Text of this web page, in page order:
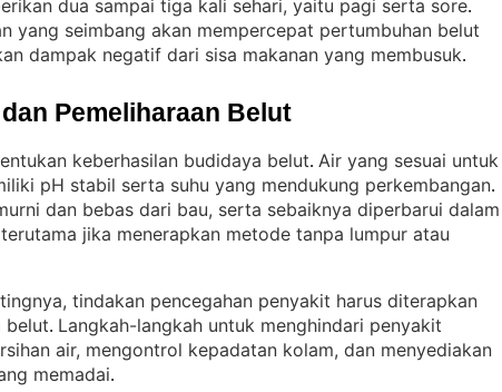
dua sampai tiga kali sehari, yaitu pagi serta sore
yang seimbang akan mempercepat pertumbuhan belut
dampak negatif dari sisa makanan yang membusuk.
Pemeliharaan Belut
keberhasilan budidaya belut. Air yang sesuai untuk
pH stabil serta suhu yang mendukung perkembangan
dan bebas dari bau, serta sebaiknya diperbarui dalam
jika menerapkan metode tanpa lumpur atau
tindakan pencegahan penyakit harus diterapkan
belut. Langkah-langkah untuk menghindari penyakit
air, mengontrol kepadatan kolam, dan menyediakan
memadai.